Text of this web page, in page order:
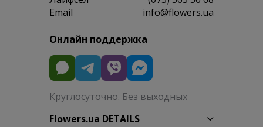
Email
info@flowers.ua
Онлайн поддержка
Круглосуточно. Без выходных
Flowers.ua DETAILS